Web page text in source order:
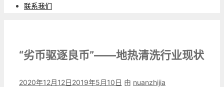
联系我们
“劣币驱逐良币”——地热清洗行业现状
2020年12月12日2019年5月10日 由 nuanzhijia